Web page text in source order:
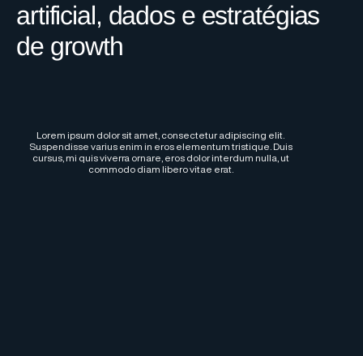
artificial, dados e estratégias
de growth
Lorem ipsum dolor sit amet, consectetur adipiscing elit.
Suspendisse varius enim in eros elementum tristique. Duis
cursus, mi quis viverra ornare, eros dolor interdum nulla, ut
commodo diam libero vitae erat.